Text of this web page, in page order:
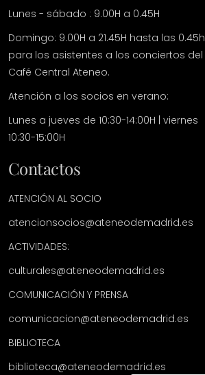
Lunes - sábado : 9.00H a 0.45H
Domingo: 9.00H a 21.45H hasta las 0.45h
para los asistentes a los conciertos del
Café Central Ateneo.
Atención a los socios en verano:
Lunes a jueves de 10:30-14:00H | viernes
10:30-15:00H
Contactos
ATENCIÓN AL SOCIO
atencionsocios@ateneodemadrid.es
ACTIVIDADES:
culturales@ateneodemadrid.es
COMUNICACIÓN Y PRENSA
comunicacion@ateneodemadrid.es
BIBLIOTECA
biblioteca@ateneodemadrid.es